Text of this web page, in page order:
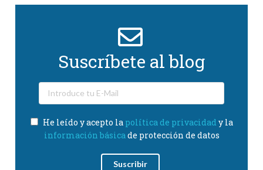
Suscríbete al blog
He leído y acepto la política de privacidad y la
información básicade protección de datos